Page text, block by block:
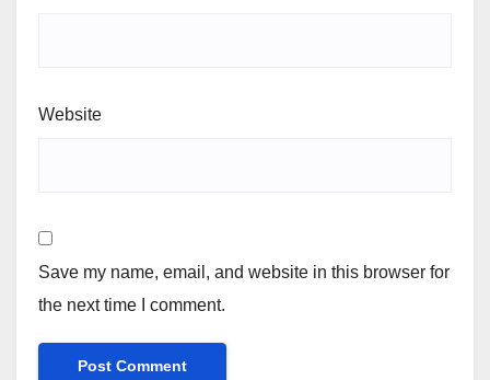
Website
Save my name, email, and website in this browser for
the next time I comment.